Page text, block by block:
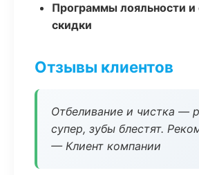
Программы лояльности
скидки
Отзывы клиентов
Отбеливание и чистка —
супер, зубы блестят.
— Клиент компании